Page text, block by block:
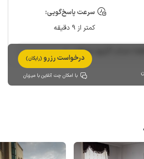
سرعت پاسخ‌گویی:
کمتر از 9 دقیقه
حساب کاربری میزبان
درخواست رزرو (رایگان)
با امکان چت آنلاین با میزبان